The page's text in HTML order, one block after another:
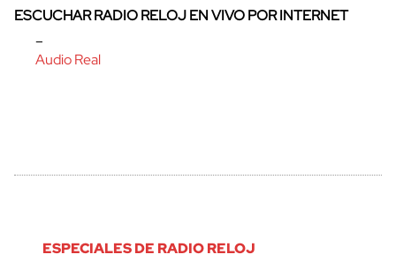
ESCUCHAR RADIO RELOJ EN VIVO POR INTERNET
–
Audio Real
ESPECIALES DE RADIO RELOJ